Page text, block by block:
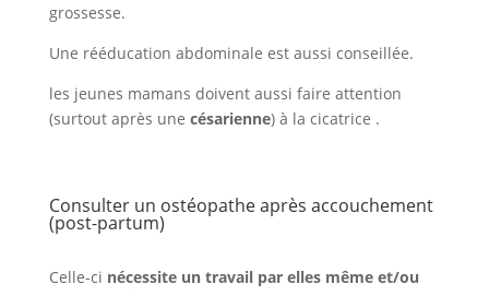
grossesse.
Une rééducation abdominale est aussi conseillée.
les jeunes mamans doivent aussi faire attention
(surtout après une césarienne) à la cicatrice .
Consulter un ostéopathe après accouchement
(post-partum)
Celle-ci nécessite un travail par elles même et/ou